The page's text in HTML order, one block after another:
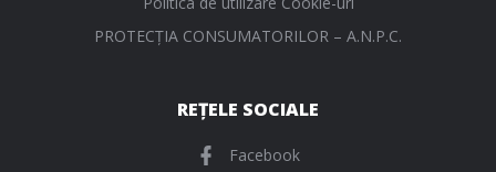
PROTECŢIA CONSUMATORILOR – A.N.P.C.
REȚELE SOCIALE
Facebook